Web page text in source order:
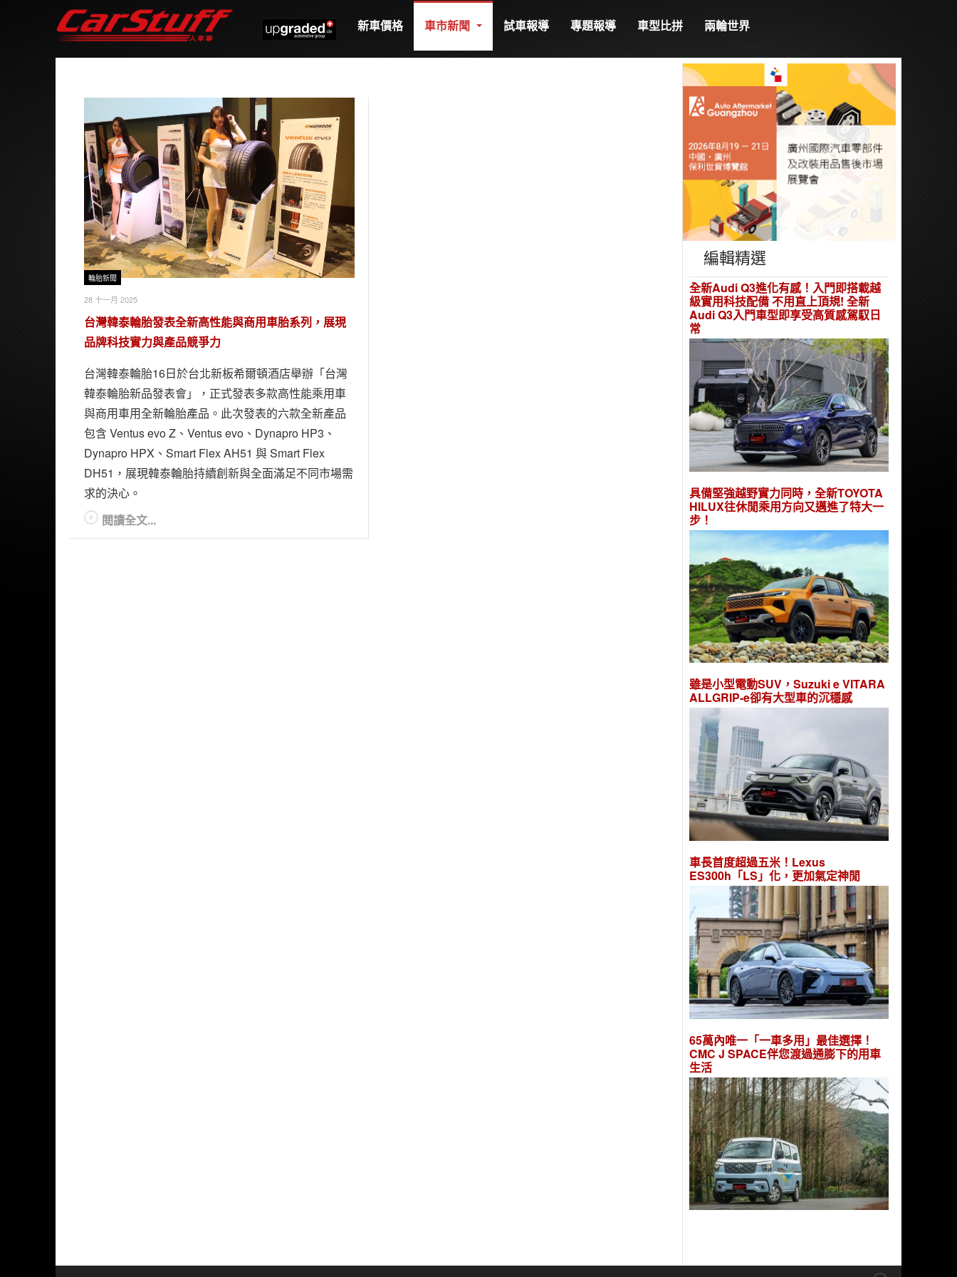
新車價格 車市新聞 試車報導 專題報導 車型比拼 兩輪世界
輪胎新聞
28 十一月 2025
台灣韓泰輪胎發表全新高性能與商用車胎系列，展現
品牌科技實力與產品競爭力
台灣韓泰輪胎16日於台北新板希爾頓酒店舉辦「台灣
韓泰輪胎新品發表會」，正式發表多款高性能乘用車
與商用車用全新輪胎產品。此次發表的六款全新產品
包含 Ventus evo Z、Ventus evo、Dynapro HP3、
Dynapro HPX、Smart Flex AH51 與 Smart Flex
DH51，展現韓泰輪胎持續創新與全面滿足不同市場需
求的決心。
閱讀全文...
編輯精選
全新Audi Q3進化有感！入門即搭載越
級實用科技配備 不用直上頂規! 全新
Audi Q3入門車型即享受高質感駕馭日
常
具備堅強越野實力同時，全新TOYOTA
HILUX往休閒乘用方向又邁進了特大一
步！
雖是小型電動SUV，Suzuki e VITARA
ALLGRIP-e卻有大型車的沉穩感
車長首度超過五米！Lexus
ES300h「LS」化，更加氣定神閒
65萬內唯一「一車多用」最佳選擇！
CMC J SPACE伴您渡過通膨下的用車
生活